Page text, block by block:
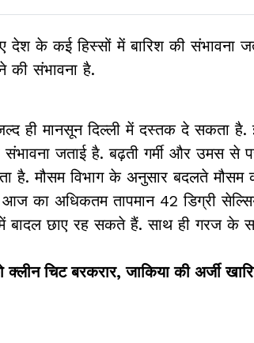
के कई हिस्सों में बारिश की संभावना
की संभावना है.
ही मानसून दिल्ली में दस्तक दे सकता
जताई है. बढ़ती गर्मी और उमस से
मौसम विभाग के अनुसार बदलते मौसम
आज का अधिकतम तापमान 42 डिग्री
बादल छाए रह सकते हैं. साथ ही गरज के
क्लीन चिट बरकरार, जाकिया की अर्जी